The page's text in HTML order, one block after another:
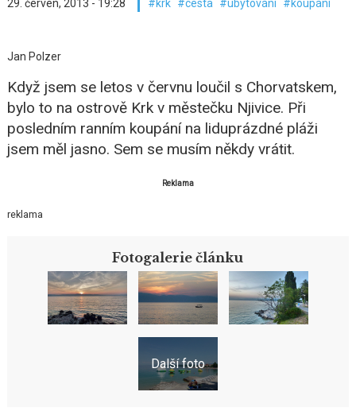
29. červen, 2013 - 19:28 krk cesta ubytování koupání
Jan Polzer
Když jsem se letos v červnu loučil s Chorvatskem,
bylo to na ostrově Krk v městečku Njivice. Při
posledním ranním koupání na liduprázdné pláži
jsem měl jasno. Sem se musím někdy vrátit.
Reklama
reklama
Fotogalerie článku